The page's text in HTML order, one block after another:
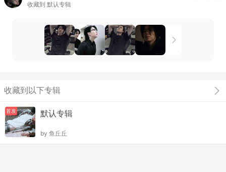
收藏到 默认专辑
收藏到以下专辑
首发 默认专辑
by 鱼丘丘